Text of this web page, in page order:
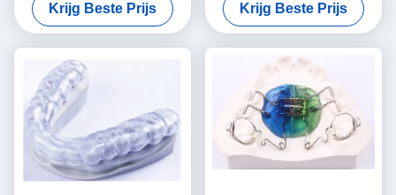
apparaat
Krijg Beste Prijs
slapen
Krijg Beste Prijs